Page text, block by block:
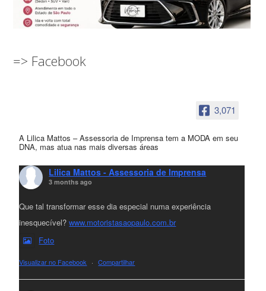
=> Facebook
3,071
A Lilica Mattos – Assessoria de Imprensa tem a MODA em seu
DNA, mas atua nas mais diversas áreas
Lilica Mattos - Assessoria de Imprensa
3 months ago
Que tal transformar esse dia especial numa experiência
inesquecível?www.motoristasaopaulo.com.br
Foto
Visualizar no Facebook · Compartilhar